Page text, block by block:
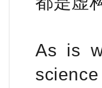
As is